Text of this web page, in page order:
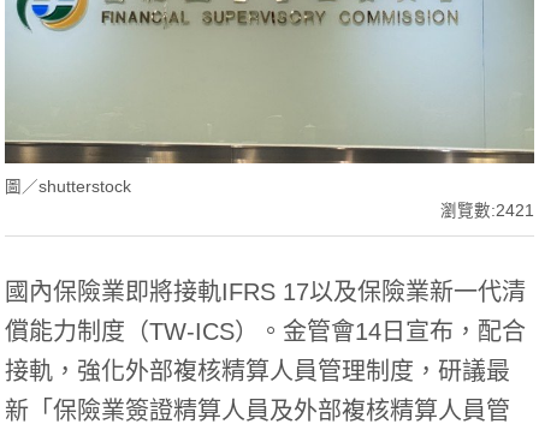
圖／shutterstock
瀏覽數:2421
國內保險業即將接軌IFRS 17以及保險業新一代清
償能力制度（TW-ICS）。金管會14日宣布，配合
接軌，強化外部複核精算人員管理制度，研議最
新「保險業簽證精算人員及外部複核精算人員管